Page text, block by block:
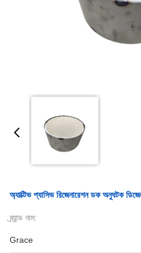
অ্যাক্টিভ প্যাসিভ রিজেনারেশন ডক অনুঘটক
ব্র্যান্ড নাম:
Grace